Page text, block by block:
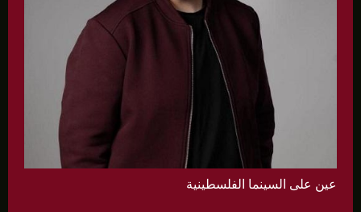
عين على السينما الفلسطينية